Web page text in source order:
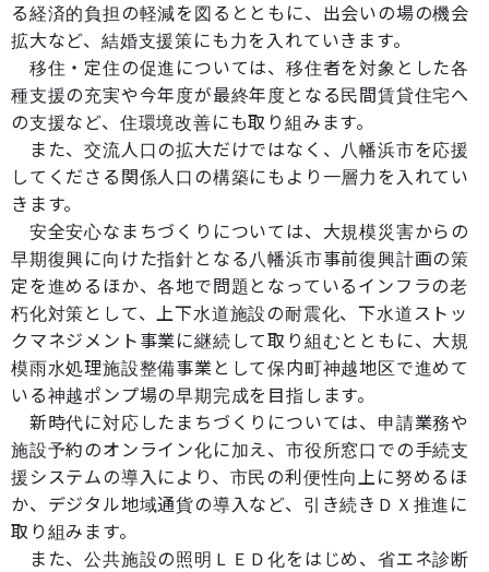
る経済的負担の軽減を図るとともに、出会いの場の機会
拡大など、結婚支援策にも力を入れていきます。
移住・定住の促進については、移住者を対象とした各
種支援の充実や今年度が最終年度となる民間賃貸住宅へ
の支援など、住環境改善にも取り組みます。
また、交流人口の拡大だけではなく、八幡浜市を応援
してくださる関係人口の構築にもより一層力を入れてい
きます。
安全安心なまちづくりについては、大規模災害からの
早期復興に向けた指針となる八幡浜市事前復興計画の策
定を進めるほか、各地で問題となっているインフラの老
朽化対策として、上下水道施設の耐震化、下水道ストッ
クマネジメント事業に継続して取り組むとともに、大規
模雨水処理施設整備事業として保内町神越地区で進めて
いる神越ポンプ場の早期完成を目指します。
新時代に対応したまちづくりについては、申請業務や
施設予約のオンライン化に加え、市役所窓口での手続支
援システムの導入により、市民の利便性向上に努めるほ
か、デジタル地域通貨の導入など、引き続きＤＸ推進に
取り組みます。
また、公共施設の照明ＬＥＤ化をはじめ、省エネ診断